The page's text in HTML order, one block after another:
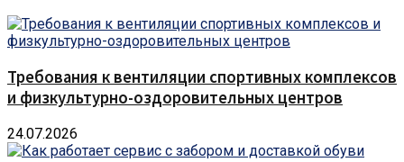
Требования к вентиляции спортивных комплексов
и физкультурно-оздоровительных центров
24.07.2026